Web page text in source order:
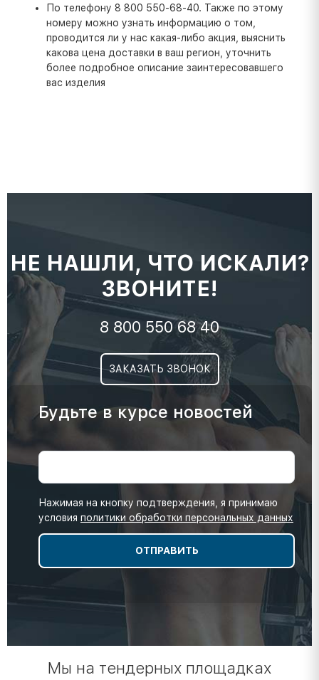
По телефону 8 800 550-68-40. Также по этому
номеру можно узнать информацию о том,
проводится ли у нас какая-либо акция, выяснить
какова цена доставки в ваш регион, уточнить
более подробное описание заинтересовавшего
вас изделия
НЕ НАШЛИ, ЧТО ИСКАЛИ?
ЗВОНИТЕ!
8 800 550 68 40
ЗАКАЗАТЬ ЗВОНОК
Будьте в курсе новостей
Нажимая на кнопку подтверждения, я принимаю
условия политики обработки персональных данных
Мы на тендерных площадках